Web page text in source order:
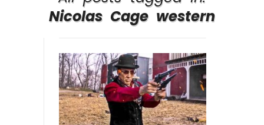
Nicolas Cage western